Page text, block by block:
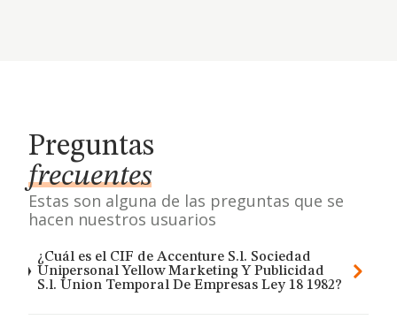
Preguntas
frecuentes
Estas son alguna de las preguntas que se
hacen nuestros usuarios
¿Cuál es el CIF de Accenture S.l. Sociedad
Unipersonal Yellow Marketing Y Publicidad
S.l. Union Temporal De Empresas Ley 18 1982?